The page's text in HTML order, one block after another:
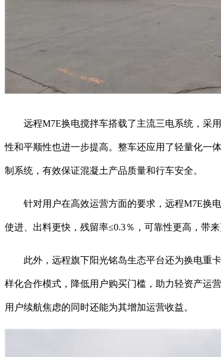
远程M7E换电搅拌车搭载了主流三电系统，采用
性和平顺性也进一步提高。整车还应用了轻量化一
制系统，有效保证混凝土产品质量和行车安全。
针对用户在高效运营方面的要求，远程M7E换电
使进、出料更快，残留率≤0.3％，可靠性更高，带来
此外，远程旗下阳光铭岛生态平台还为换电重卡
样化合作模式，降低用户购买门槛，助力轻资产运
用户续航焦虑的同时还能为其增加运营收益。